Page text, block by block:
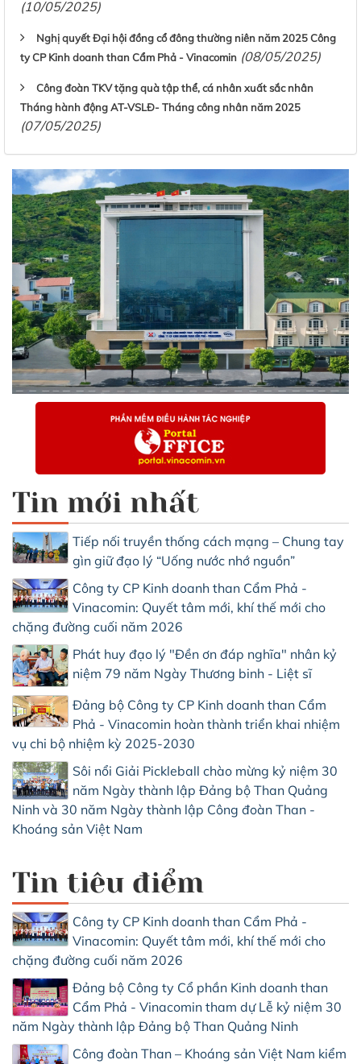
(10/05/2025)
Nghị quyết Đại hội đồng cổ đông thường niên năm 2025 Công
ty CP Kinh doanh than Cẩm Phả - Vinacomin (08/05/2025)
Công đoàn TKV tặng quà tập thể, cá nhân xuất sắc nhân
Tháng hành động AT-VSLĐ- Tháng công nhân năm 2025
(07/05/2025)
Tin mới nhất
Tiếp nối truyền thống cách mạng – Chung tay
gìn giữ đạo lý “Uống nước nhớ nguồn”
Công ty CP Kinh doanh than Cẩm Phả -
Vinacomin: Quyết tâm mới, khí thế mới cho
chặng đường cuối năm 2026
Phát huy đạo lý "Đền ơn đáp nghĩa" nhân kỷ
niệm 79 năm Ngày Thương binh - Liệt sĩ
Đảng bộ Công ty CP Kinh doanh than Cẩm
Phả - Vinacomin hoàn thành triển khai nhiệm
vụ chi bộ nhiệm kỳ 2025-2030
Sôi nổi Giải Pickleball chào mừng kỷ niệm 30
năm Ngày thành lập Đảng bộ Than Quảng
Ninh và 30 năm Ngày thành lập Công đoàn Than -
Khoáng sản Việt Nam
Tin tiêu điểm
Công ty CP Kinh doanh than Cẩm Phả -
Vinacomin: Quyết tâm mới, khí thế mới cho
chặng đường cuối năm 2026
Đảng bộ Công ty Cổ phần Kinh doanh than
Cẩm Phả - Vinacomin tham dự Lễ kỷ niệm 30
năm Ngày thành lập Đảng bộ Than Quảng Ninh
Công đoàn Than – Khoáng sản Việt Nam kiểm